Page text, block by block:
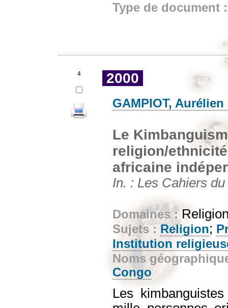
Type de document
4 2000
GAMPIOT,
Le
religion/
africaine
In. : Les Cahiers
Domaines :
Sujets : Religion;
Institution
Noms
Congo
Les